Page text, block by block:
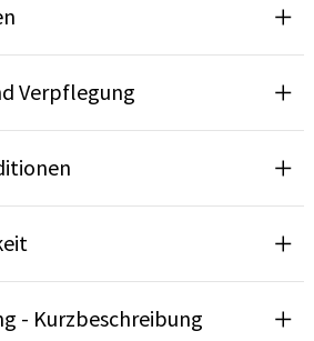
Verpflegung
- Kurzbeschreibung